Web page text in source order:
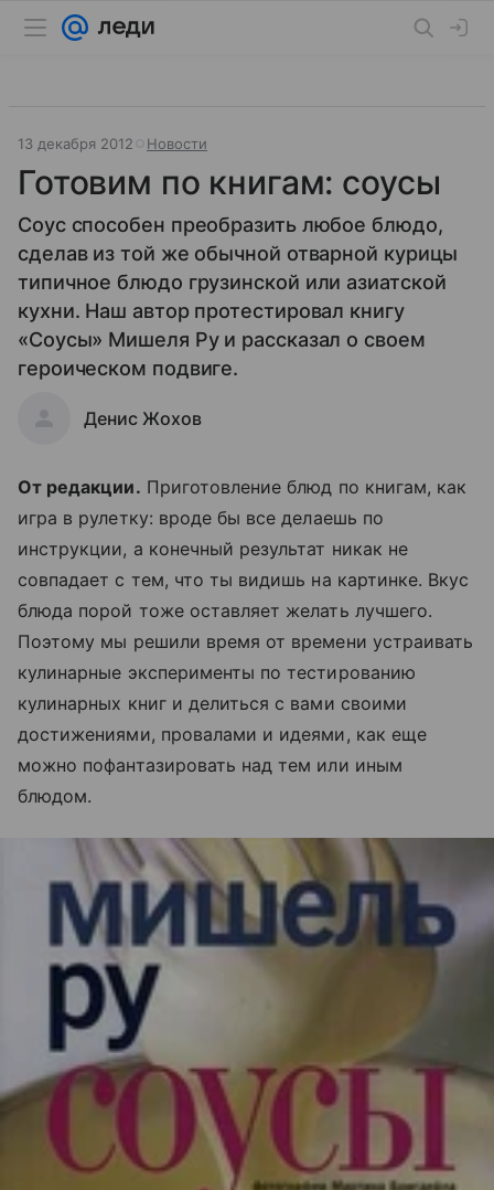
13 декабря 2012 Новости
Готовим по книгам: соусы
Соус способен преобразить любое блюдо,
сделав из той же обычной отварной курицы
типичное блюдо грузинской или азиатской
кухни. Наш автор протестировал книгу
«Соусы» Мишеля Ру и рассказал о своем
героическом подвиге.
Денис Жохов
От редакции. Приготовление блюд по книгам, как
игра в рулетку: вроде бы все делаешь по
инструкции, а конечный результат никак не
совпадает с тем, что ты видишь на картинке. Вкус
блюда порой тоже оставляет желать лучшего.
Поэтому мы решили время от времени устраивать
кулинарные эксперименты по тестированию
кулинарных книг и делиться с вами своими
достижениями, провалами и идеями, как еще
можно пофантазировать над тем или иным
блюдом.